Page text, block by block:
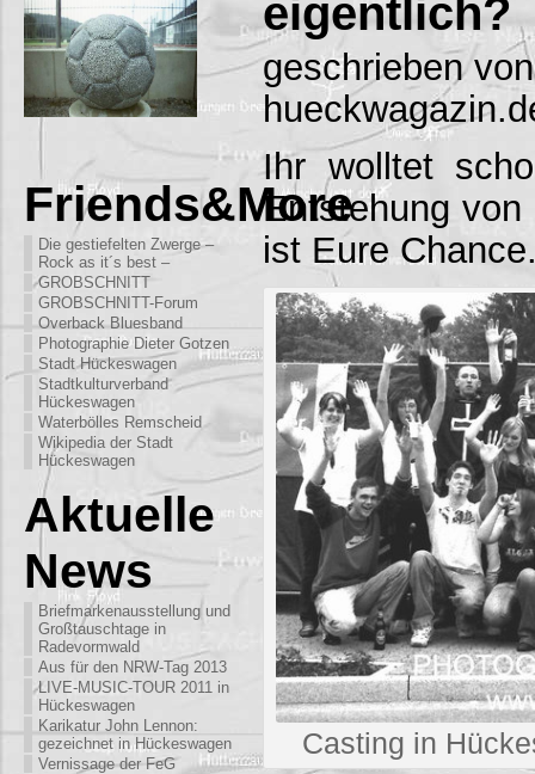
Friends&More
Die gestiefelten Zwerge –
Rock as it´s best –
GROBSCHNITT
GROBSCHNITT-Forum
Overback Bluesband
Photographie Dieter Gotzen
Stadt Hückeswagen
Stadtkulturverband
Hückeswagen
Waterbölles Remscheid
Wikipedia der Stadt
Hückeswagen
Aktuelle
News
Briefmarkenausstellung und
Großtauschtage in
Radevormwald
Aus für den NRW-Tag 2013
LIVE-MUSIC-TOUR 2011 in
Hückeswagen
Karikatur John Lennon:
gezeichnet in Hückeswagen
Vernissage der FeG
eigentlich?
geschrieben
Ihr wolltet
Entstehung
ist Eure
Casting in